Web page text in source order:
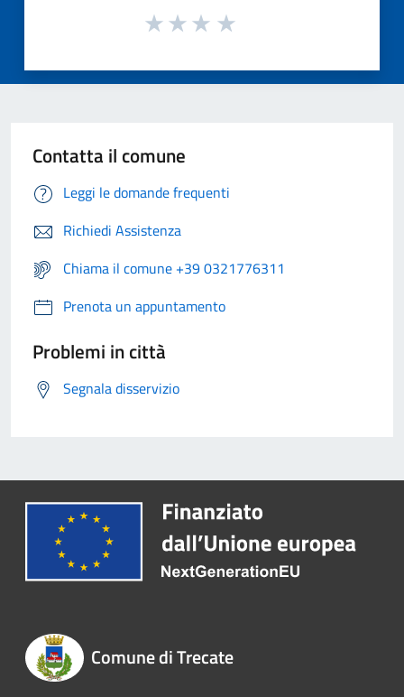
Contatta il comune
Leggi le domande frequenti
Richiedi Assistenza
Chiama il comune +39 0321776311
Prenota un appuntamento
Problemi in città
Segnala disservizio
Comune di Trecate